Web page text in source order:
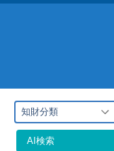
知財分類
AI検索